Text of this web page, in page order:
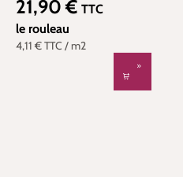
4,11 €TTC / m2
Prix régulier :
21,90 € TTC
le rouleau